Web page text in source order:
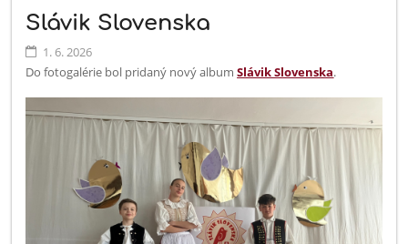
Slávik Slovenska
1. 6. 2026
Do fotogalérie bol pridaný nový albumSlávik Slovenska.